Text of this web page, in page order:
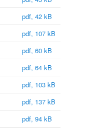
pdf, 42 kB
pdf, 107 kB
pdf, 60 kB
pdf, 64 kB
pdf, 103 kB
pdf, 137 kB
pdf, 94 kB